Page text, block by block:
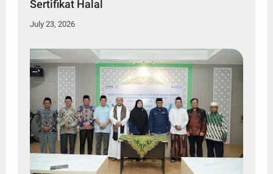
Sertifikat Halal
July 23, 2026